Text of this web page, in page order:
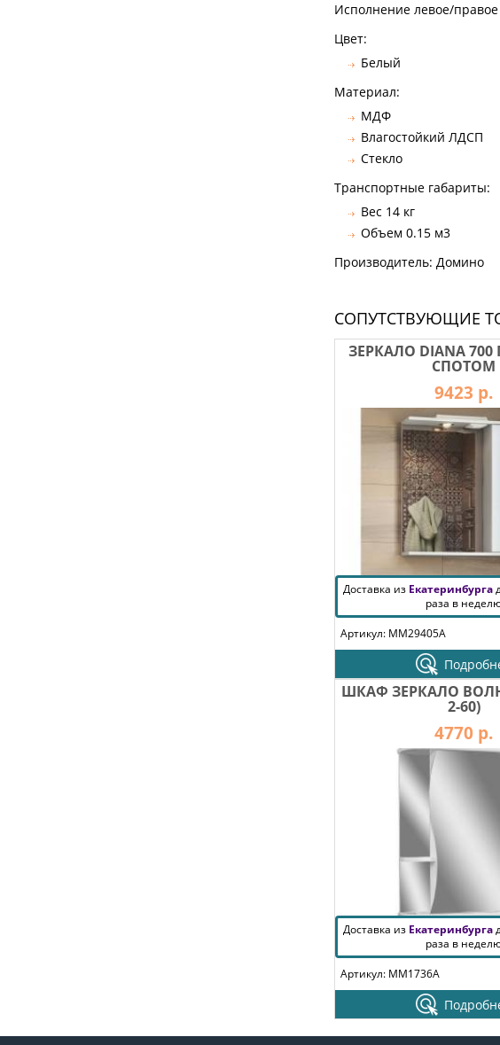
Исполнение левое/
Цвет:
Белый
Материал:
МДФ
Влагостойкий ЛДСП
Стекло
Транспортные габариты:
Вес 14 кг
Объем 0.15 м3
Производитель: Домино
СОПУТСТВУЮЩИЕ
ЗЕРКАЛО DIANA
СПОТОМ
9423 р.
Доставка из Екатеринбурга
раза в
Артикул: MM29405A
ШКАФ ЗЕРКАЛО
2-60)
4770 р.
Доставка из Екатеринбурга
раза в
Артикул: MM1736A